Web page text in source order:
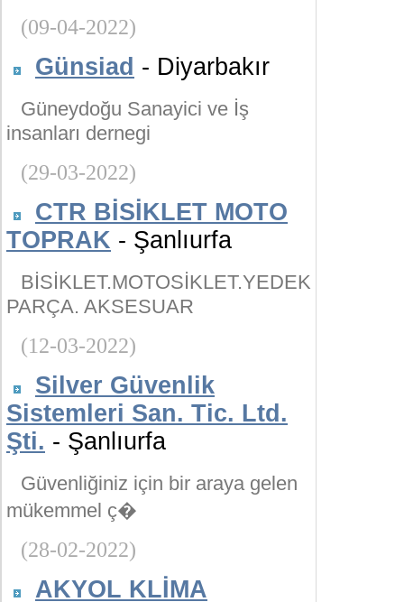
(09-04-2022)
Günsiad - Diyarbakır
Güneydoğu Sanayici ve İş
insanları dernegi
(29-03-2022)
CTR BİSİKLET MOTO
TOPRAK - Şanlıurfa
BİSİKLET.MOTOSİKLET.YEDEK
PARÇA. AKSESUAR
(12-03-2022)
Silver Güvenlik
Sistemleri San. Tic. Ltd.
Şti. - Şanlıurfa
Güvenliğiniz için bir araya gelen
mükemmel ç�
(28-02-2022)
AKYOL KLİMA